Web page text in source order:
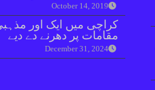
October 14, 2019
مقامات پر دھرنے دے دیے
December 31, 2024